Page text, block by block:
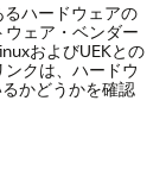
るハードウェアの
ェア・ベンダー
およびUEKとの
ンクは、ハードウ
かどうかを確認